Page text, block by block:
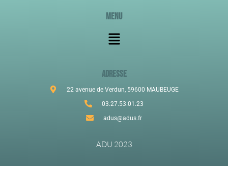
Menu
ADRESSE
22 avenue de Verdun, 59600 MAUBEUGE
03.27.53.01.23
adus@adus.fr
ADU 2023